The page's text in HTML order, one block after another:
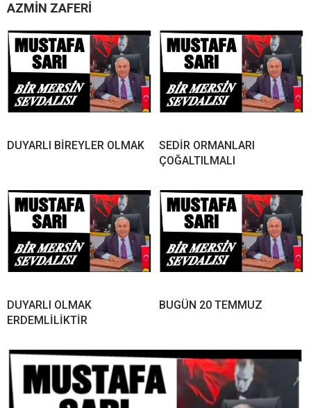
AZMİN ZAFERİ
DUYARLI BİREYLER OLMAK
SEDİR ORMANLARI
ÇOĞALTILMALI
DUYARLI OLMAK
ERDEMLİLİKTİR
BUGÜN 20 TEMMUZ